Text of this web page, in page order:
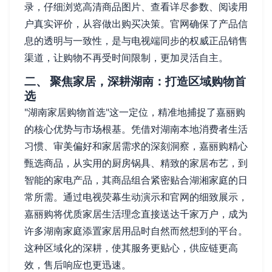
录，仔细浏览高清商品图片、查看详尽参数、阅读用
户真实评价，从容做出购买决策。官网确保了产品信
息的透明与一致性，是与电视端同步的权威正品销售
渠道，让购物不再受时间限制，更加灵活自主。
二、 聚焦家居，深耕湖南：打造区域购物首
选
"湖南家居购物首选"这一定位，精准地捕捉了嘉丽购
的核心优势与市场根基。凭借对湖南本地消费者生活
习惯、审美偏好和家居需求的深刻洞察，嘉丽购精心
甄选商品，从实用的厨房锅具、精致的家居布艺，到
智能的家电产品，其商品组合紧密贴合湖湘家庭的日
常所需。通过电视荧幕生动演示和官网的细致展示，
嘉丽购将优质家居生活理念直接送达千家万户，成为
许多湖南家庭添置家居用品时自然而然想到的平台。
这种区域化的深耕，使其服务更贴心，供应链更高
效，售后响应也更迅速。